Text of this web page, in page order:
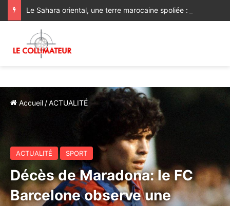
Accueil /ACTUALITÉ
ACTUALITÉ SPORT
Décès de Maradona: le FC
Barcelone observe une